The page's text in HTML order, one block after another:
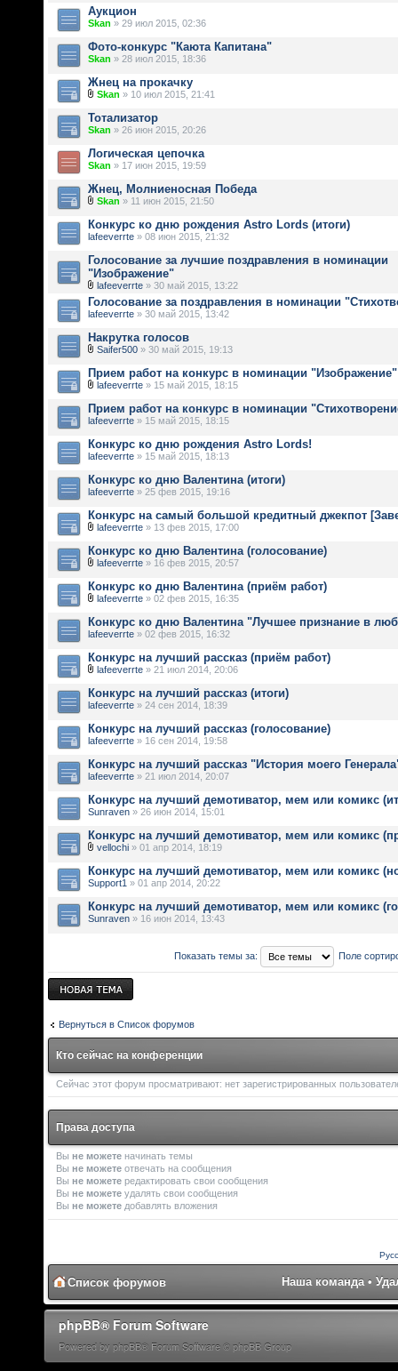
Аукцион
Skan » 29 июл 2015, 02:36
Фото-конкурс "Каюта Капитана"
Skan » 28 июл 2015, 18:36
Жнец на прокачку
Skan » 10 июл 2015, 21:41
Тотализатор
Skan » 26 июн 2015, 20:26
Логическая цепочка
Skan » 17 июн 2015, 19:59
Жнец, Молниеносная Победа
Skan » 11 июн 2015, 21:50
Конкурс ко дню рождения Astro Lords (итоги)
lafeeverrte » 08 июн 2015, 21:32
Голосование за лучшие поздравления в номинации
"Изображение"
lafeeverrte » 30 май 2015, 13:22
Голосование за поздравления в номинации
lafeeverrte » 30 май 2015, 13:42
Накрутка голосов
Saifer500 » 30 май 2015, 19:13
Прием работ на конкурс в номинации "Изображение"
lafeeverrte » 15 май 2015, 18:15
Прием работ на конкурс в номинации
lafeeverrte » 15 май 2015, 18:15
Конкурс ко дню рождения Astro Lords!
lafeeverrte » 15 май 2015, 18:13
Конкурс ко дню Валентина (итоги)
lafeeverrte » 25 фев 2015, 19:16
Конкурс на самый большой кредитный джекпот
lafeeverrte » 13 фев 2015, 17:00
Конкурс ко дню Валентина (голосование)
lafeeverrte » 16 фев 2015, 20:57
Конкурс ко дню Валентина (приём работ)
lafeeverrte » 02 фев 2015, 16:35
Конкурс ко дню Валентина "Лучшее признание в
lafeeverrte » 02 фев 2015, 16:32
Конкурс на лучший рассказ (приём работ)
lafeeverrte » 21 июл 2014, 20:06
Конкурс на лучший рассказ (итоги)
lafeeverrte » 24 сен 2014, 18:39
Конкурс на лучший рассказ (голосование)
lafeeverrte » 16 сен 2014, 19:58
Конкурс на лучший рассказ "История моего
lafeeverrte » 21 июл 2014, 20:07
Конкурс на лучший демотиватор, мем или комикс
Sunraven » 26 июн 2014, 15:01
Конкурс на лучший демотиватор, мем или комикс
vellochi » 01 апр 2014, 18:19
Конкурс на лучший демотиватор, мем или комикс
Support1 » 01 апр 2014, 20:22
Конкурс на лучший демотиватор, мем или комикс
Sunraven » 16 июн 2014, 13:43
Показать темы за: Поле
Новая тема
Вернуться в Список форумов
Кто сейчас на конференции
Сейчас этот форум просматривают: нет зарегистрированных
Права доступа
Вы не можете начинать темы
Вы не можете отвечать на сообщения
Вы не можете редактировать свои сообщения
Вы не можете удалять свои сообщения
Вы не можете добавлять вложения
Список форумов Наша команда •
phpBB® Forum Software
Powered by phpBB® Forum Software © phpBB Group